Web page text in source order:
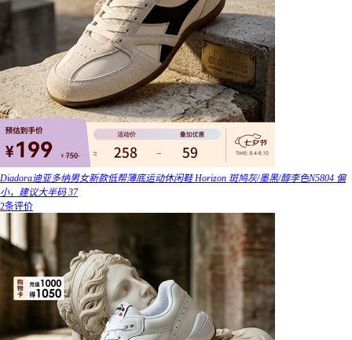
Diadora迪亚多纳男女新款低帮薄底运动休闲鞋 Horizon 斑鸠灰/墨黑/醇李色N5804 偏
小，建议大半码 37
2条评价